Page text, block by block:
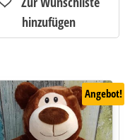
Angebot!